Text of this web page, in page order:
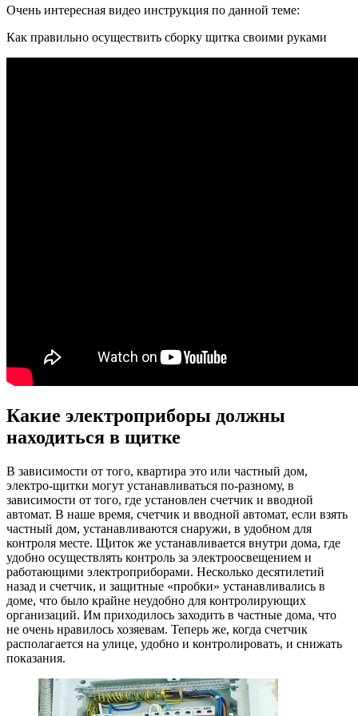
Очень интересная видео инструкция по данной теме:
Как правильно осуществить сборку щитка своими руками
Какие электроприборы должны
находиться в щитке
В зависимости от того, квартира это или частный дом,
электро-щитки могут устанавливаться по-разному, в
зависимости от того, где установлен счетчик и вводной
автомат. В наше время, счетчик и вводной автомат, если взять
частный дом, устанавливаются снаружи, в удобном для
контроля месте. Щиток же устанавливается внутри дома, где
удобно осуществлять контроль за электроосвещением и
работающими электроприборами. Несколько десятилетий
назад и счетчик, и защитные «пробки» устанавливались в
доме, что было крайне неудобно для контролирующих
организаций. Им приходилось заходить в частные дома, что
не очень нравилось хозяевам. Теперь же, когда счетчик
располагается на улице, удобно и контролировать, и снижать
показания.